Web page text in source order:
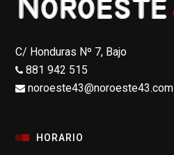
C/ Honduras Nº 7, Bajo
881 942 515
noroeste43@noroeste43.com
HORARIO